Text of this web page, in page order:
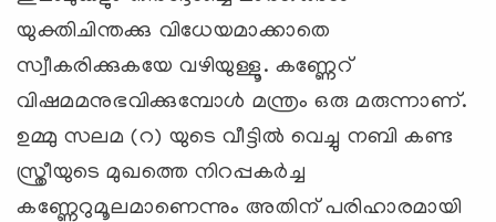
യുക്തിചിന്തക്കു വിധേയമാക്കാതെ
സ്വീകരിക്കുകയേ വഴിയുള്ളൂ. കണ്ണേറ്
വിഷമമനുഭവിക്കുമ്പോള്‍ മന്ത്രം ഒരു മരുന്നാണ്.
ഉമ്മു സലമ (റ) യുടെ വീട്ടില്‍ വെച്ചു നബി കണ്ട
സ്ത്രീയുടെ മുഖത്തെ നിറപ്പകര്‍ച്ച
കണ്ണേറുമൂലമാണെന്നും അതിന് പരിഹാരമായി